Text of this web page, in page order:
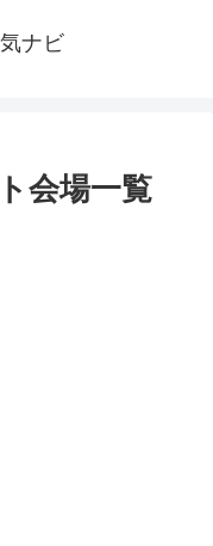
ナビ
会場一覧